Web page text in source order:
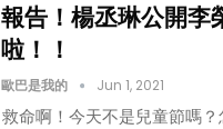
報告！楊丞琳公開
啦！！
歐巴是我的 Jun 1, 2021
救命啊！今天不是兒童節嗎